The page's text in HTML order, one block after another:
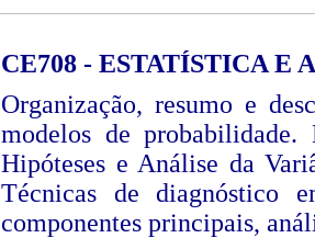
CE708 - ESTATÍSTICA E
Organização, resumo e
modelos de probabilidade.
Hipóteses e Análise da
Técnicas de diagnóstico
componentes principais,